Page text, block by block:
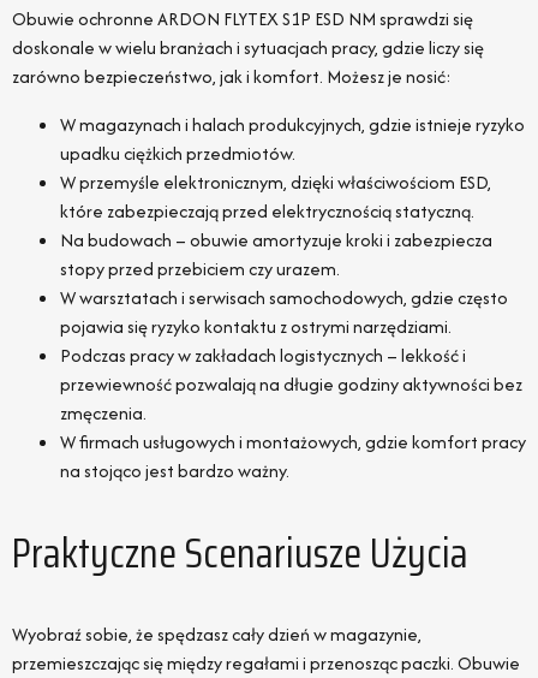
Obuwie ochronne ARDON FLYTEX S1P ESD NM sprawdzi się
doskonale w wielu branżach i sytuacjach pracy, gdzie liczy się
zarówno bezpieczeństwo, jak i komfort. Możesz je nosić:
W magazynach i halach produkcyjnych, gdzie istnieje ryzyko
upadku ciężkich przedmiotów.
W przemyśle elektronicznym, dzięki właściwościom ESD,
które zabezpieczają przed elektrycznością statyczną.
Na budowach – obuwie amortyzuje kroki i zabezpiecza
stopy przed przebiciem czy urazem.
W warsztatach i serwisach samochodowych, gdzie często
pojawia się ryzyko kontaktu z ostrymi narzędziami.
Podczas pracy w zakładach logistycznych – lekkość i
przewiewność pozwalają na długie godziny aktywności bez
zmęczenia.
W firmach usługowych i montażowych, gdzie komfort pracy
na stojąco jest bardzo ważny.
Praktyczne Scenariusze Użycia
Wyobraź sobie, że spędzasz cały dzień w magazynie,
przemieszczając się między regałami i przenosząc paczki. Obuwie